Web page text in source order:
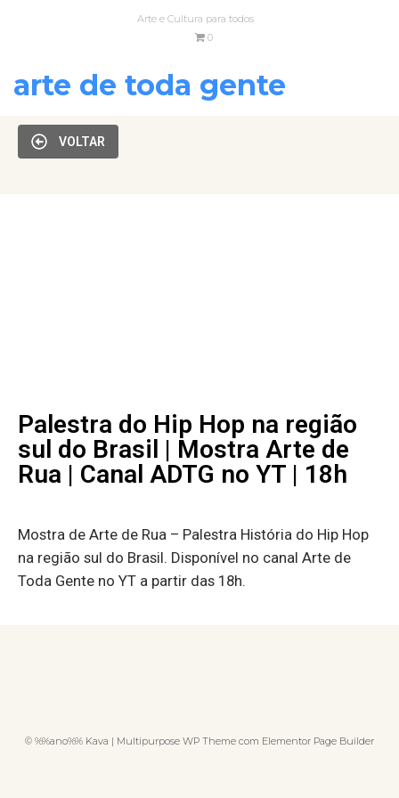
Arte e Cultura para todos
0
arte de toda gente
VOLTAR
Palestra do Hip Hop na região
sul do Brasil | Mostra Arte de
Rua | Canal ADTG no YT | 18h
Mostra de Arte de Rua – Palestra História do Hip Hop
na região sul do Brasil. Disponível no canal Arte de
Toda Gente no YT a partir das 18h.
© %%ano%% Kava | Multipurpose WP Theme com Elementor Page Builder